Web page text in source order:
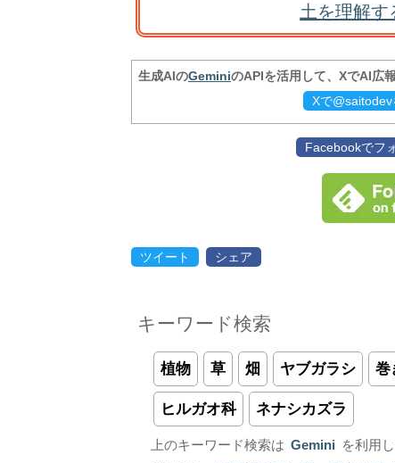
土を理解す
生成AIのGeminiのAPIを活用して、XでAI広
Xで
Facebookでフ
ツイート シェア
キーワード検索
植物 草 畑 ヤブガラシ 巻
ヒルガオ科 ネナシカズラ
上のキーワード検索は Gemini を利用